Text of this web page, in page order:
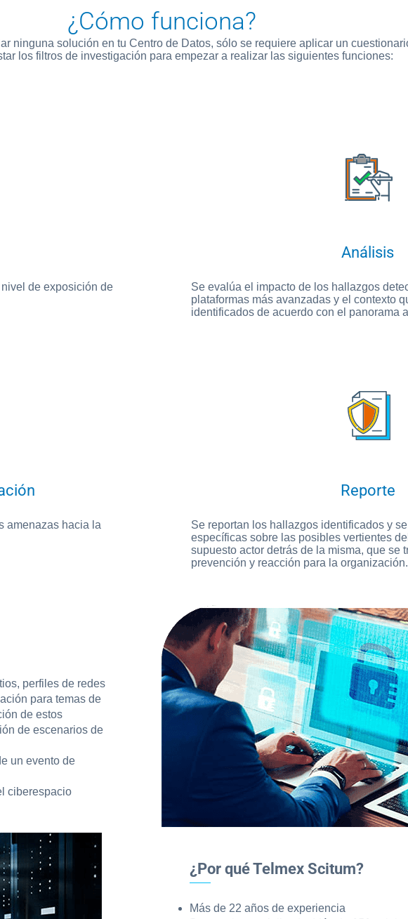
¿Cómo funciona?
ninguna solución en tu Centro de Datos, sólo se requiere aplicar un
los filtros de investigación para empezar a realizar las siguientes funciones:
de exposición de
Análisis
Se evalúa el impacto de los hallazgos
plataformas más avanzadas y el contexto
identificados de acuerdo con el panorama
amenazas hacia la
Reporte
Se reportan los hallazgos identificados y
específicas sobre las posibles vertientes
supuesto actor detrás de la misma, que se
prevención y reacción para la organización.
perfiles de redes
para temas de
de estos
de escenarios de
un evento de
ciberespacio
¿Por qué Telmex Scitum?
Más de 22 años de experiencia